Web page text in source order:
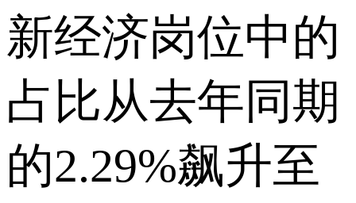
新经济岗位中的
占比从去年同期
的2.29%飙升至